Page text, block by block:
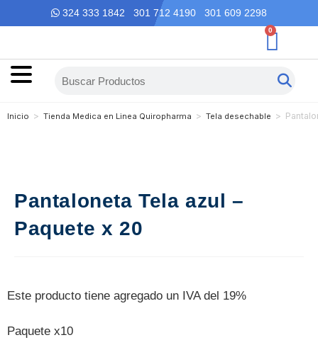
324 333 1842 301 712 4190 301 609 2298
0
Inicio > Tienda Medica en Linea Quiropharma > Tela desechable >
Pantaloneta Tela azul –
Paquete x 20
Este producto tiene agregado un IVA del 19%
Paquete x10